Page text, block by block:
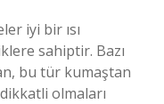
iyi bir ısı
sahiptir. Bazı
bu tür kumaştan
olmaları